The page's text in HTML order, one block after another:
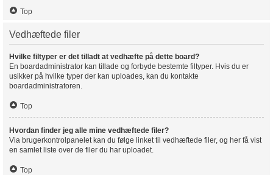
Top
Vedhæftede filer
Hvilke filtyper er det tilladt at vedhæfte på dette board?
En boardadministrator kan tillade og forbyde bestemte filtyper. Hvis du er
usikker på hvilke typer der kan uploades, kan du kontakte
boardadministratoren.
Top
Hvordan finder jeg alle mine vedhæftede filer?
Via brugerkontrolpanelet kan du følge linket til vedhæftede filer, og her få vist
en samlet liste over de filer du har uploadet.
Top